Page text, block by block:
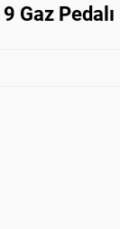
Gaz Pedalı